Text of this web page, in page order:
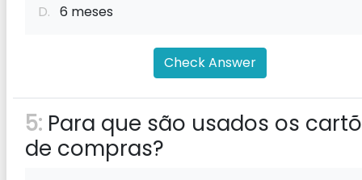
D. 6 meses
Check Answer
5: Para que são usados ​​os
de compras?